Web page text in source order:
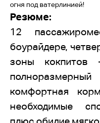
огня под ватерлинией!
Резюме:
12
боурайдере,
зоны
комфортная
необходимые